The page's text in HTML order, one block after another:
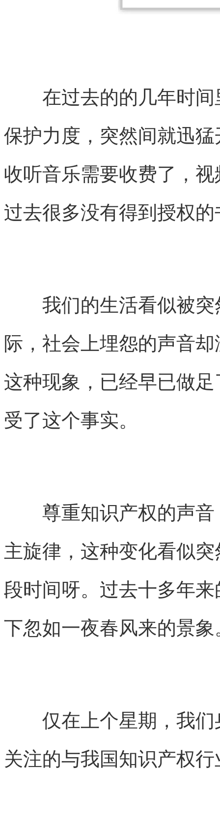
在过去的的几年时间
保护力度，突然间就迅
收听音乐需要收费了，
过去很多没有得到授权
我们的生活看似被突
际，社会上埋怨的声音
这种现象，已经早已做
受了这个事实。
尊重知识产权的声音
主旋律，这种变化看似
段时间呀。过去十多年
下忽如一夜春风来的景象
仅在上个星期，我们
关注的与我国知识产权